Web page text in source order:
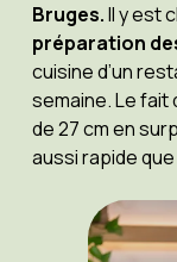
Bruges.Il y est
préparation
cuisine d’un
semaine. Le fait
de 27 cm en
aussi rapide